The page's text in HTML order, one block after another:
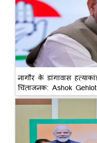
नागौर के डांगावास
चिंताजनक: Ashok Gehlot